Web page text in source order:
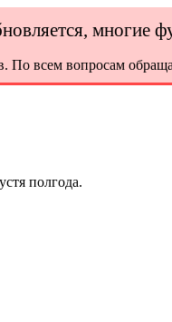
многие
По всем вопросам
полгода.